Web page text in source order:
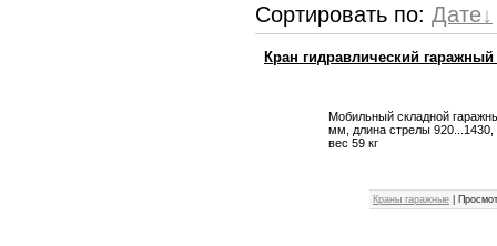
Сортировать по: Дате
Кран гидравлический гаражный
Мобильный складной
мм, длина стрелы
вес 59 кг
Краны гаражные